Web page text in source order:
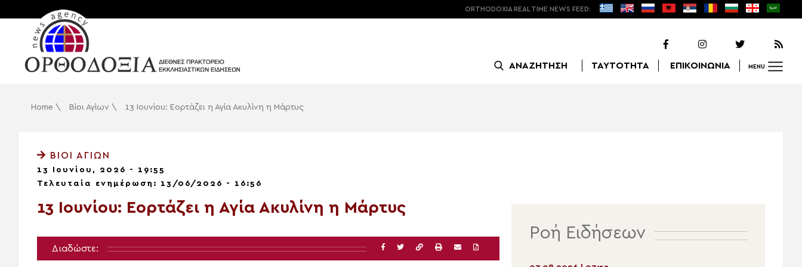
ORTHODOXIA REAL TIME NEWS FEED:
ΑΝΑΖΗΤΗΣΗ ΤΑΥΤΟΤΗΤΑ ΕΠΙΚΟΙΝΩΝΙΑ MENU
Home \ Βίοι Αγίων \ 13 Ιουνίου: Εορτάζει η Αγία Ακυλίνη η Μάρτυς
ΒΊΟΙ ΑΓΊΩΝ
13 Ιουνίου, 2026 - 19:55
Τελευταία ενημέρωση: 13/06/2026 - 16:56
13 Ιουνίου: Εορτάζει η Αγία Ακυλίνη η Μάρτυς
Διαδώστε:
Ροή Ειδήσεων